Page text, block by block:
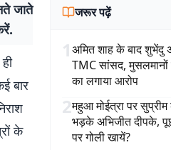
जाते
बार
के
जरूर पढ़ें
1अमित शाह के बाद शुभेंदु
TMC सांसद, मुसलमानों
का लगाया आरोप
2महुआ मोईत्रा पर सुप्रीम
भड़के अभिजीत दीपके,
पर गोली खायें?